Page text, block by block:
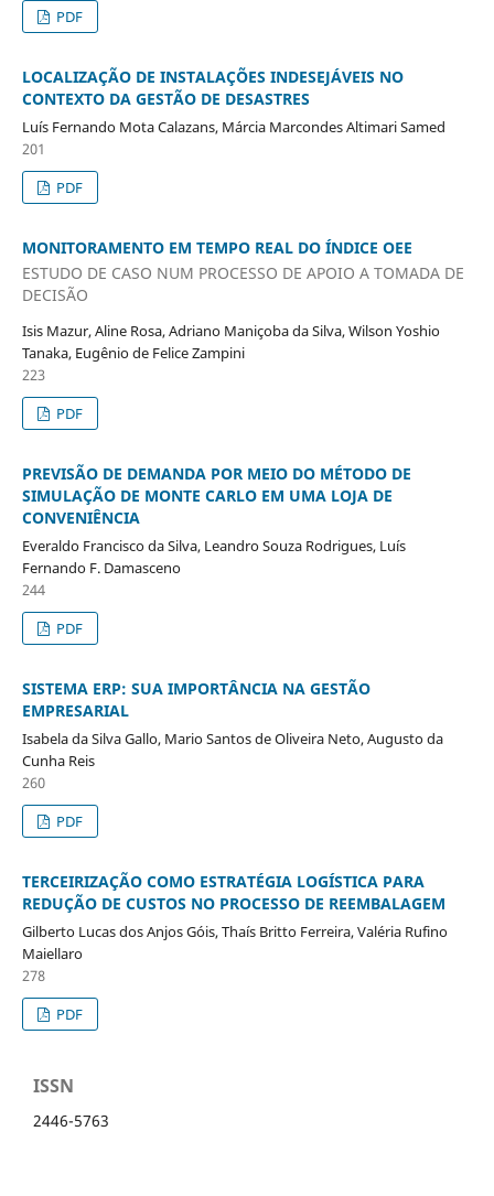
PDF
LOCALIZAÇÃO DE INSTALAÇÕES INDESEJÁVEIS NO
CONTEXTO DA GESTÃO DE DESASTRES
Luís Fernando Mota Calazans, Márcia Marcondes Altimari Samed
201
PDF
MONITORAMENTO EM TEMPO REAL DO ÍNDICE OEE
ESTUDO DE CASO NUM PROCESSO DE APOIO A TOMADA DE
DECISÃO
Isis Mazur, Aline Rosa, Adriano Maniçoba da Silva, Wilson Yoshio
Tanaka, Eugênio de Felice Zampini
223
PDF
PREVISÃO DE DEMANDA POR MEIO DO MÉTODO DE
SIMULAÇÃO DE MONTE CARLO EM UMA LOJA DE
CONVENIÊNCIA
Everaldo Francisco da Silva, Leandro Souza Rodrigues, Luís
Fernando F. Damasceno
244
PDF
SISTEMA ERP: SUA IMPORTÂNCIA NA GESTÃO
EMPRESARIAL
Isabela da Silva Gallo, Mario Santos de Oliveira Neto, Augusto da
Cunha Reis
260
PDF
TERCEIRIZAÇÃO COMO ESTRATÉGIA LOGÍSTICA PARA
REDUÇÃO DE CUSTOS NO PROCESSO DE REEMBALAGEM
Gilberto Lucas dos Anjos Góis, Thaís Britto Ferreira, Valéria Rufino
Maiellaro
278
PDF
ISSN
2446-5763